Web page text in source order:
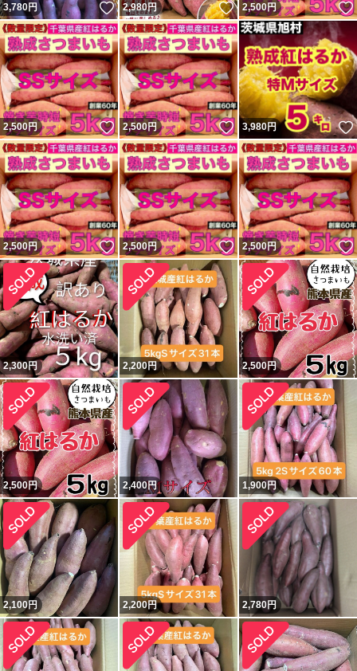
3,780円 いいね！
2,980円 いいね！
2,500円
2,500円 いいね！
2,500円 いいね！
3,980円
2,500円 いいね！
2,500円 いいね！
2,500円
2,300円 2,200円 2,500円
2,500円 2,400円 1,900円
2,100円 2,200円 2,780円